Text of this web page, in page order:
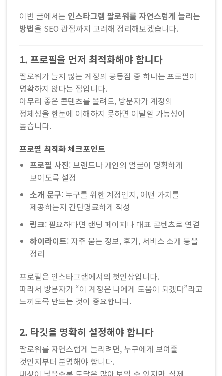
이번 글에서는 인스타그램 팔로워를 자연스럽게 늘리는
방법을 SEO 관점까지 고려해 정리해보겠습니다.
1. 프로필을 먼저 최적화해야 합니다
팔로워가 늘지 않는 계정의 공통점 중 하나는 프로필이
명확하지 않다는 점입니다.
아무리 좋은 콘텐츠를 올려도, 방문자가 계정의
정체성을 한눈에 이해하지 못하면 이탈할 가능성이
높습니다.
프로필 최적화 체크포인트
프로필 사진: 브랜드나 개인의 얼굴이 명확하게
보이도록 설정
소개 문구: 누구를 위한 계정인지, 어떤 가치를
제공하는지 간단명료하게 작성
링크: 필요하다면 랜딩 페이지나 대표 콘텐츠로 연결
하이라이트: 자주 묻는 정보, 후기, 서비스 소개 등을
정리
프로필은 인스타그램에서의 첫인상입니다.
따라서 방문자가 “이 계정은 나에게 도움이 되겠다”라고
느끼도록 만드는 것이 중요합니다.
2. 타깃을 명확히 설정해야 합니다
팔로워를 자연스럽게 늘리려면, 누구에게 보여줄
것인지부터 분명해야 합니다.
대상이 넓을수록 도달은 많아 보일 수 있지만, 실제